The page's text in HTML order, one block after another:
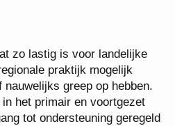
zo lastig is voor landelijke
praktijk mogelijk
greep op hebben.
in het primair en voortgezet
tot ondersteuning geregeld